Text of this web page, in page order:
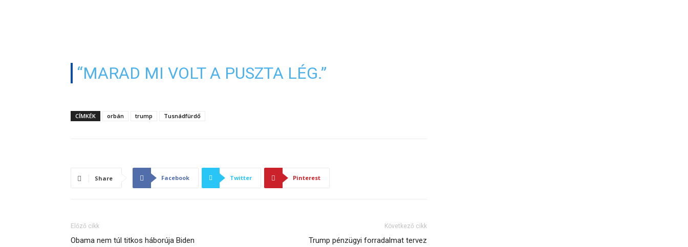
“MARAD MI VOLT A PUSZTA LÉG.”
CÍMKÉK orbán trump Tusnádfürdő
Share Facebook Twitter Pinterest
Előző cikk
Obama nem túl titkos háborúja Biden
Következő cikk
Trump pénzügyi forradalmat tervez